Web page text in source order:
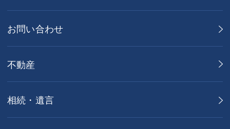
お問い合わせ
不動産
相続・遺言